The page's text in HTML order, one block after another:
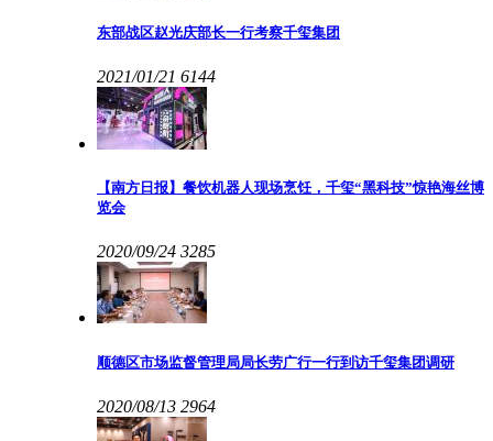
东部战区赵光庆部长一行考察千玺集团
2021/01/21 6144
【南方日报】餐饮机器人现场烹饪，千玺“黑科技”惊艳海丝博
览会
2020/09/24 3285
顺德区市场监督管理局局长劳广行一行到访千玺集团调研
2020/08/13 2964